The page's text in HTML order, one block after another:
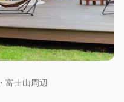
富士山周辺